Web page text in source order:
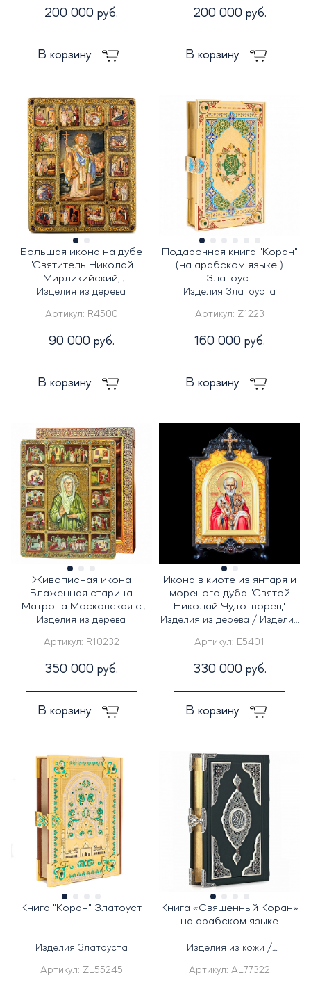
200 000 руб.
В корзину
200 000 руб.
В корзину
Большая икона на дубе
"Святитель Николай
Мирликийский,
чудотворец"
Изделия из дерева
Артикул: R4500
90 000 руб.
В корзину
Подарочная книга "Коран"
(на арабском языке )
Златоуст
Изделия Златоуста
Артикул: Z1223
160 000 руб.
В корзину
Живописная икона
Блаженная старица
Матрона Московская с
житийными сценами на
Изделия из дерева
Артикул: R10232
350 000 руб.
В корзину
Икона в киоте из янтаря и
мореного дуба "Святой
Николай Чудотворец"
Изделия из дерева / Изделия
Артикул: E5401
330 000 руб.
В корзину
Книга "Коран" Златоуст
Изделия Златоуста
Артикул: ZL55245
Книга «Священный Коран»
на арабском языке
Изделия из кожи /
Артикул:AL77322